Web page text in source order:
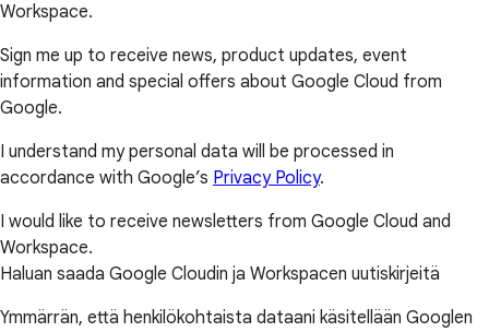
Workspace.
Sign me up to receive news, product updates, event
information and special offers about Google Cloud from
Google.
I understand my personal data will be processed in
accordance with Google’s Privacy Policy.
I would like to receive newsletters from Google Cloud and
Workspace.
Haluan saada Google Cloudin ja Workspacen uutiskirjeitä
Ymmärrän, että henkilökohtaista dataani käsitellään Googlen